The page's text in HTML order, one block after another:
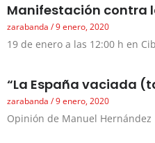
Manifestación contra
zarabanda 9 enero, 2020
19 de enero a las 12:00 h en
“La España vaciada
zarabanda 9 enero, 2020
Opinión de Manuel Hernández